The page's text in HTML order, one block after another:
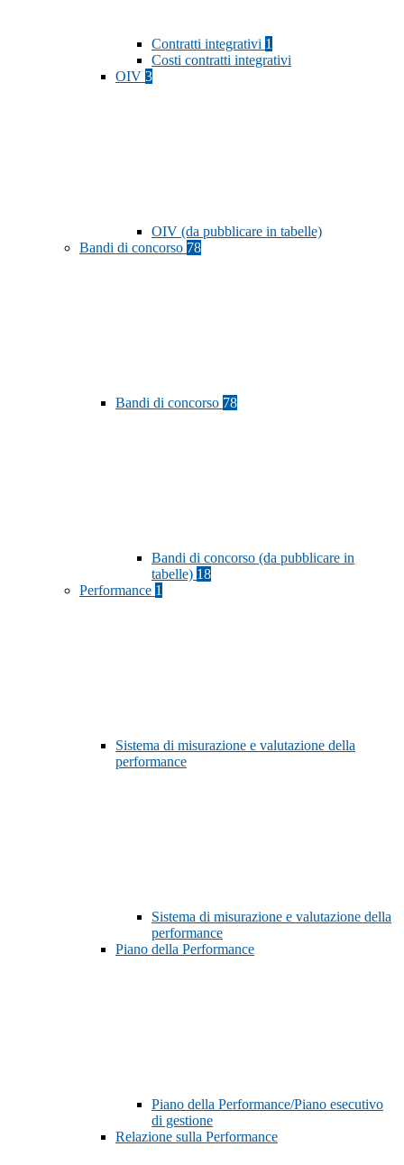
Contratti integrativi 1
Costi contratti integrativi
OIV 3
OIV (da pubblicare in tabelle)
Bandi di concorso 78
Bandi di concorso 78
Bandi di concorso (da pubblicare in
tabelle) 18
Performance 1
Sistema di misurazione e valutazione della
performance
Sistema di misurazione e valutazione della
performance
Piano della Performance
Piano della Performance/Piano esecutivo
di gestione
Relazione sulla Performance